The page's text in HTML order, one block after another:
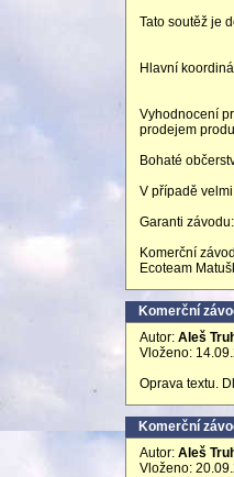
Tato soutěž je
Hlavní
Vyhodnocení
prodejem
Bohaté
V případě
Garanti
Komerční
Ecoteam
Komerční
Autor: Aleš
Vloženo:
Oprava textu.
Komerční
Autor: Aleš
Vloženo: